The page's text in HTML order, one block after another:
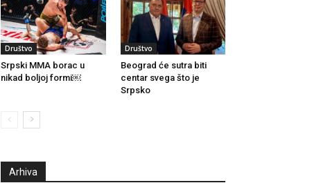
Društvo
Srpski MMA borac u
nikad boljoj formi￼
Društvo
Beograd će sutra biti
centar svega što je
Srpsko
Arhiva